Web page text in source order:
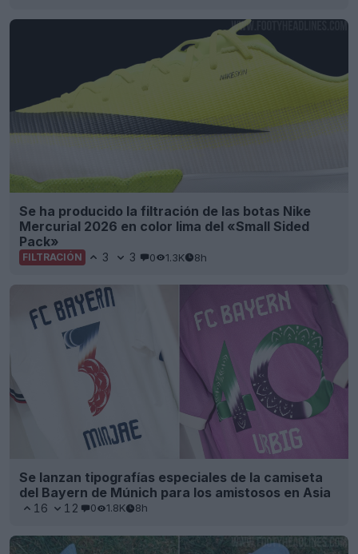
Se ha producido la filtración de las botas Nike
Mercurial 2026 en color lima del «Small Sided
Pack»
FILTRACIÓN 3 3 0 1.3K 8h
Se lanzan tipografías especiales de la camiseta
del Bayern de Múnich para los amistosos en Asia
16 12 0 1.8K 8h